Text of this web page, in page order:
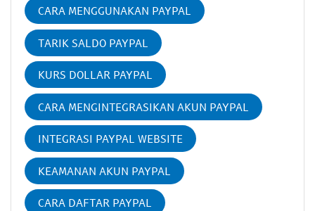
CARA MENGGUNAKAN PAYPAL
TARIK SALDO PAYPAL
KURS DOLLAR PAYPAL
CARA MENGINTEGRASIKAN AKUN PAYPAL
INTEGRASI PAYPAL WEBSITE
KEAMANAN AKUN PAYPAL
CARA DAFTAR PAYPAL